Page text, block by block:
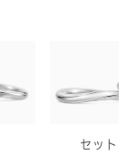
セットリ